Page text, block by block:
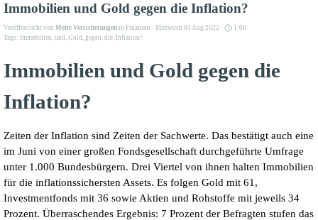
Immobilien und Gold gegen die Inflation?
Veröffentlicht von Mette Versicherungen in Finanzen · Mittwoch 03 Aug 2022 ·
1:00
Tags: Immobilien, und , Gold , gegen, die, Inflation?
Immobilien und Gold gegen die
Inflation?
Zeiten der Inflation sind Zeiten der Sachwerte. Das bestätigt auch eine
im Juni von einer großen Fondsgesellschaft durchgeführte Umfrage
unter 1.000 Bundesbürgern. Drei Viertel von ihnen halten Immobilien
für die inflationssichersten Assets. Es folgen Gold mit 61,
Investmentfonds mit 36 sowie Aktien und Rohstoffe mit jeweils 34
Prozent. Überraschendes Ergebnis: 7 Prozent der Befragten stufen das